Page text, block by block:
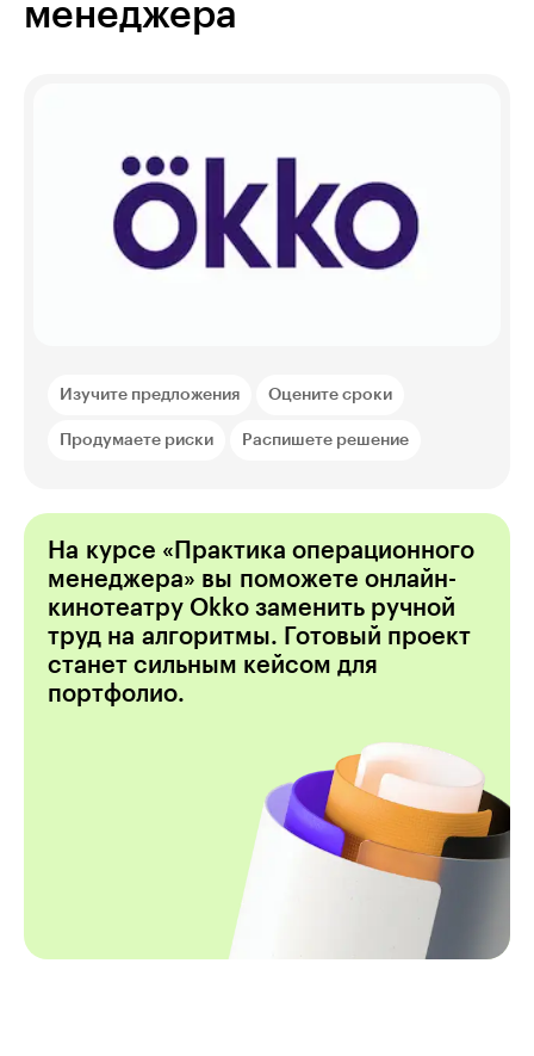
менеджера
Изучите предложения Оцените сроки
Продумаете риски Распишете решение
На курсе «Практика операционного
менеджера» вы поможете онлайн-
кинотеатру Okko заменить ручной
труд на алгоритмы. Готовый проект
станет сильным кейсом для
портфолио.